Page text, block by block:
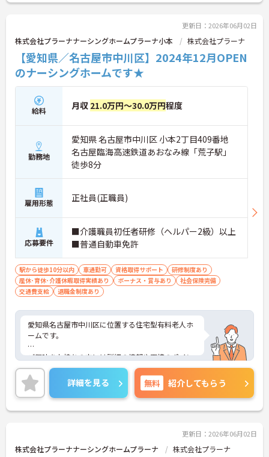
更新日：2026年06月02日
株式会社プラーナナーシングホームプラーナ小本 株式会社プラーナ
【愛知県／名古屋市中川区】2024年12月OPEN
のナーシングホームです★
給料 月収 21.0万円～30.0万円程度
勤務地
愛知県 名古屋市中川区 小本2丁目409番地
名古屋臨海高速鉄道あおなみ線「荒子駅」
徒歩8分
雇用形態 正社員(正職員)
応募要件
■介護職員初任者研修（ヘルパー2級）以上
■普通自動車免許
駅から徒歩10分以内 車通勤可 資格取得サポート
研修制度あり
産休･育休･介護休暇取得実績あり
ボーナス・賞与あり
社会保険完備
交通費支給
退職金制度あり
愛知県名古屋市中川区に位置する住宅型有料老人ホ
ームです。
ご興味をお持ちの方には詳細の情報や面接のポイン
トをお伝えしますのでお気軽にお問い合わせくださ
いませ。
詳細を見る 無料 紹介してもらう
更新日：2026年06月02日
株式会社プラーナナーシングホームプラーナ 株式会社プラーナ